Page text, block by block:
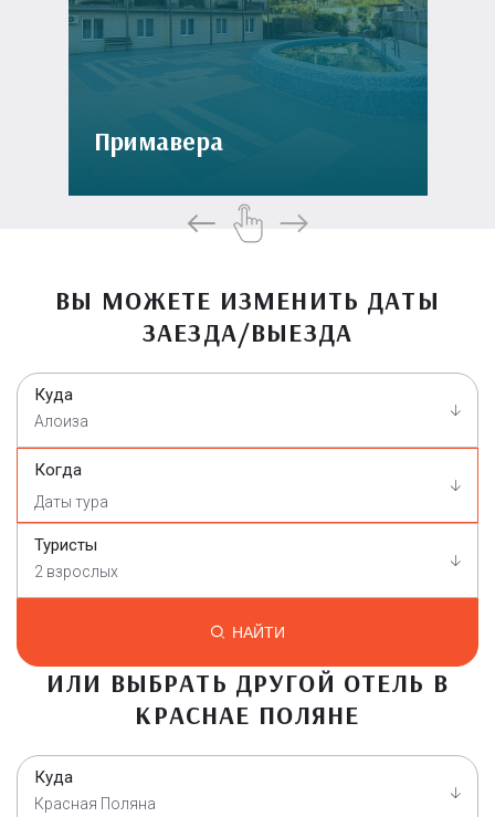
Примавера
ВЫ МОЖЕТЕ ИЗМЕНИТЬ ДАТЫ
ЗАЕЗДА/ВЫЕЗДА
Куда
Алоиза
Когда
Туристы
2 взрослых
НАЙТИ
ИЛИ ВЫБРАТЬ ДРУГОЙ ОТЕЛЬ В
КРАСНАЕ ПОЛЯНЕ
Куда
Красная Поляна